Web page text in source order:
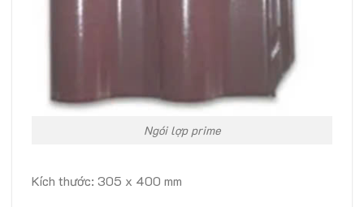
Ngói lợp prime
Kích thước: 305 x 400 mm